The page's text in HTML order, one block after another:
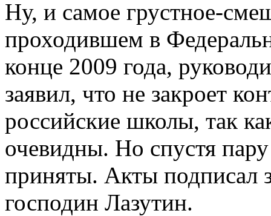
Ну, и самое грустное-
проходившем в
конце 2009 года,
заявил, что не закроет
российские школы, так
очевидны. Но спустя
приняты. Акты подписал
господин Лазутин.